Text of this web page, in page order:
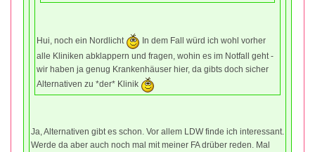
Hui, noch ein Nordlicht
In dem Fall würd ich wohl vorher
alle Kliniken abklappern und fragen, wohin es im Notfall geht -
wir haben ja genug Krankenhäuser hier, da gibts doch sicher
Alternativen zu *der* Klinik
Ja, Alternativen gibt es schon. Vor allem LDW finde ich interessant.
Werde da aber auch noch mal mit meiner FA drüber reden. Mal